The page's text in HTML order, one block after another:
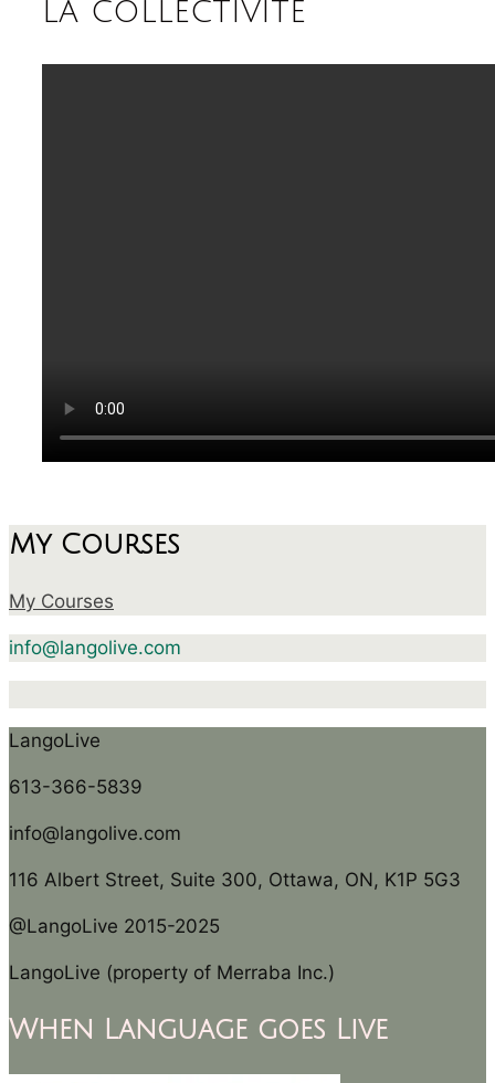
la collectivité
My Courses
My Courses
info@langolive.com
LangoLive
613-366-5839
info@langolive.com
116 Albert Street, Suite 300, Ottawa, ON, K1P 5G3
@LangoLive 2015-2025
LangoLive (property of Merraba Inc.)
When Language goes Live